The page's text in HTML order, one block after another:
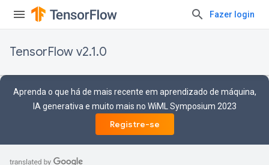
Fazer login
TensorFlow v2.1.0
Aprenda o que há de mais recente em aprendizado de máquina,
IA generativa e muito mais no WiML Symposium 2023
Registre-se